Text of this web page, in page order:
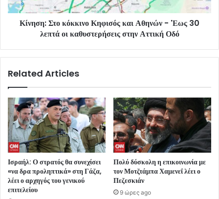
Κίνηση: Στο κόκκινο Κηφισός και Αθηνών - 'Εως 30
λεπτά οι καθυστερήσεις στην Αττική Οδό
Related Articles
Ισραήλ: Ο στρατός θα συνεχίσει
«να δρα προληπτικά» στη Γάζα,
λέει ο αρχηγός του γενικού
επιτελείου
Πολύ δύσκολη η επικοινωνία με
τον Μοτζτάμπα Χαμενεΐ λέει ο
Πεζεσκιάν
9 ώρες ago